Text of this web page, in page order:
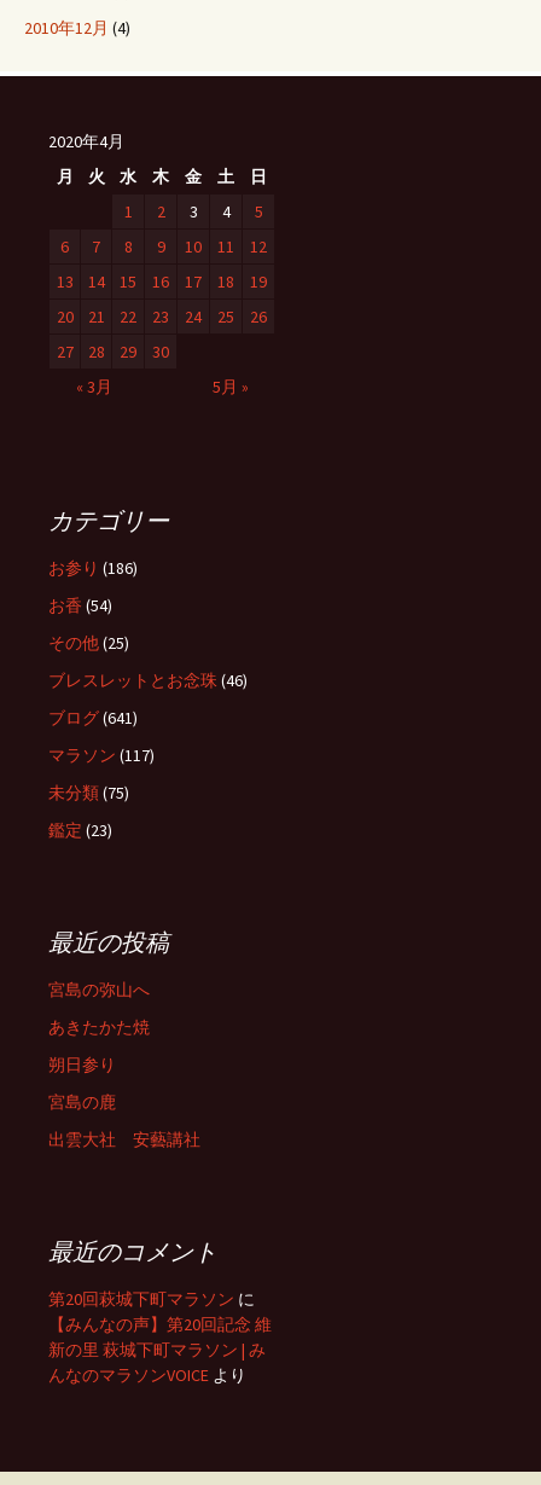
2010年12月 (4)
2020年4月
月
火 水 木 金 土
日
1
2 3 4
5
6
7 8 9 10 11
12
13
14 15 16 17 18
19
20
21 22 23 24 25
26
27
28 29
30
« 3月
5月 »
カテゴリー
お参り (186)
お香 (54)
その他(25)
ブレスレットとお念珠(46)
ブログ(641)
マラソン (117)
未分類(75)
鑑定 (23)
最近の投稿
宮島の弥山へ
あきたかた焼
朔日参り
宮島の鹿
出雲大社 安藝講社
最近のコメント
第20回萩城下町マラソン に
【みんなの声】第20回記念 維
新の里 萩城下町マラソン | み
んなのマラソンVOICE より